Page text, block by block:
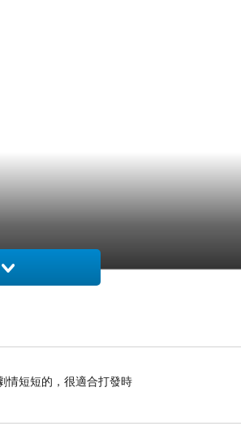
情短短的，很適合打發時